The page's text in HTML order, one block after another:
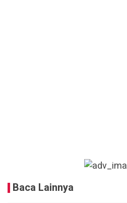
Baca Lainnya